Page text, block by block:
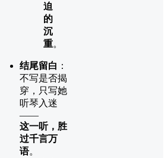
迫
的
沉
重。
结尾留白 ：
不写是否揭
穿，只写她
听琴入迷
——
这一听，胜
过千言万
语。